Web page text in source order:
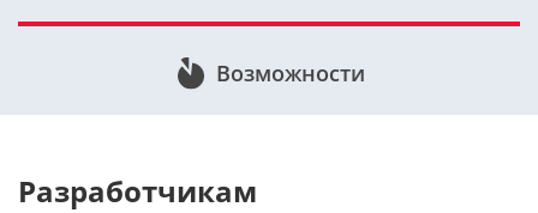
Возможности
Разработчикам